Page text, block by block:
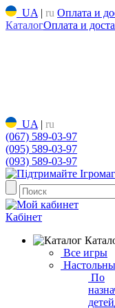
UA | ru Оплата и
КаталогОплата и
UA | ru
(067) 589-03-97
(095) 589-03-97
(093) 589-03-97
Кабінет
Все игры
По
детей